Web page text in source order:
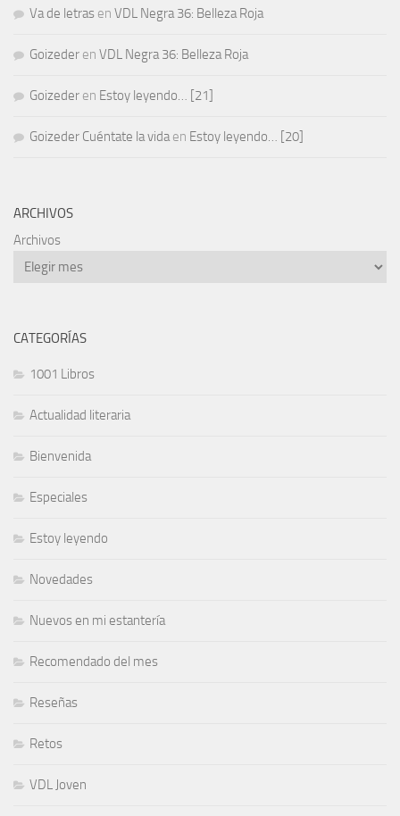
Va de letras en VDL Negra 36: Belleza Roja
Goizeder en VDL Negra 36: Belleza Roja
Goizeder en Estoy leyendo… [21]
Goizeder Cuéntate la vida en Estoy leyendo… [20]
ARCHIVOS
Archivos
CATEGORÍAS
1001 Libros
Actualidad literaria
Bienvenida
Especiales
Estoy leyendo
Novedades
Nuevos en mi estantería
Recomendado del mes
Reseñas
Retos
VDL Joven